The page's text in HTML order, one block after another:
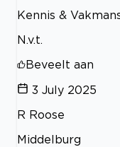
Kennis &
N.v.t.
Beveelt aan
3 July 2025
R Roose
Middelburg